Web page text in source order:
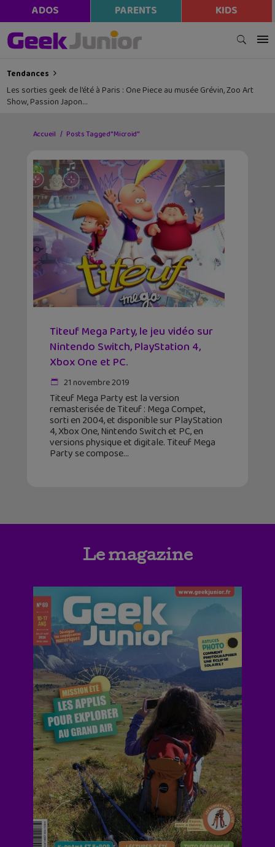
ADOS PARENTS KIDS
Tendances
Les sorties geek de l’été à Paris : One Piece au musée Grévin, Zoo Art
Show, Passion Japon…
Accueil Posts Tagged "Microid"
Titeuf Mega Party, le jeu vidéo sur
Nintendo Switch, PlayStation 4,
Xbox One et PC.
21 novembre 2019
Titeuf Mega Party est la version
remasterisée de Titeuf : Mega Compet,
sorti en 2004, et disponible sur PlayStation
4, Xbox One, Nintendo Switch et PC, en
versions physique et digitale. Titeuf Mega
Party se compose
Le magazine